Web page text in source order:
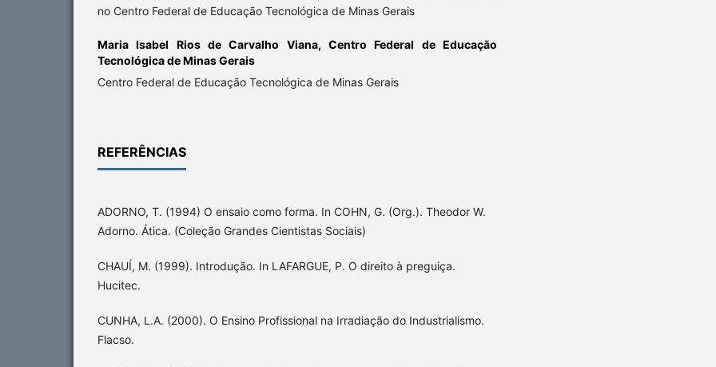
no Centro Federal de Educação Tecnológica de Minas Gerais
Maria Isabel Rios de Carvalho Viana, Centro Federal de Educação
Tecnológica de Minas Gerais
Centro Federal de Educação Tecnológica de Minas Gerais
REFERÊNCIAS
ADORNO, T. (1994) O ensaio como forma. In COHN, G. (Org.). Theodor W.
Adorno. Ática. (Coleção Grandes Cientistas Sociais)
CHAUÍ, M. (1999). Introdução. In LAFARGUE, P. O direito à preguiça.
Hucitec.
CUNHA, L.A. (2000). O Ensino Profissional na Irradiação do Industrialismo.
Flacso.